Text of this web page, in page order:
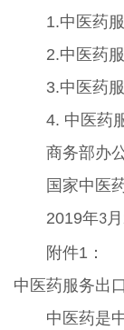
1.中医药服
2.中医药服
3.中医药服
4. 中医药服
商务部办
国家中医药
2019年3月
附件1：
中医药服务出
中医药是中